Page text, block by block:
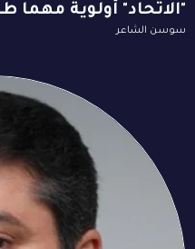
"الاتحاد" أولوية مهما
سوسن الشاعر